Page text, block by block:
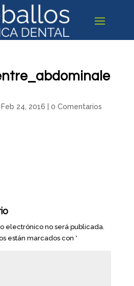
Feb 24, 2016 0 Comentarios
electrónico no será publicada.
están marcados con *